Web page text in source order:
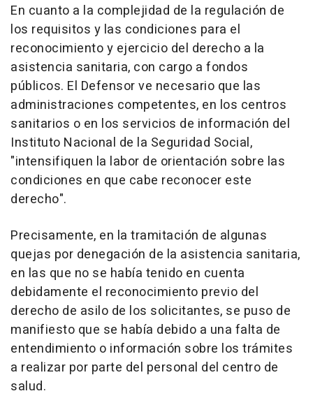
En cuanto a la complejidad de la regulación de
los requisitos y las condiciones para el
reconocimiento y ejercicio del derecho a la
asistencia sanitaria, con cargo a fondos
públicos. El Defensor ve necesario que las
administraciones competentes, en los centros
sanitarios o en los servicios de información del
Instituto Nacional de la Seguridad Social,
"intensifiquen la labor de orientación sobre las
condiciones en que cabe reconocer este
derecho".
Precisamente, en la tramitación de algunas
quejas por denegación de la asistencia sanitaria,
en las que no se había tenido en cuenta
debidamente el reconocimiento previo del
derecho de asilo de los solicitantes, se puso de
manifiesto que se había debido a una falta de
entendimiento o información sobre los trámites
a realizar por parte del personal del centro de
salud.